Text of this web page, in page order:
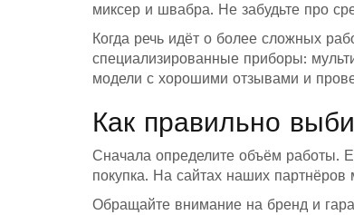
миксер и швабра. Не забудьте про
Когда речь идёт о более сложных
специализированные приборы:
модели с хорошими отзывами и
Как правильно
Сначала определите объём работы.
покупка. На сайтах наших партнёров
Обращайте внимание на бренд и